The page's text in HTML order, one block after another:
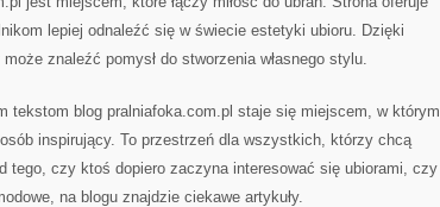
lepiej odnaleźć się w świecie estetyki ubioru. Dzięki
znaleźć pomysł do stworzenia własnego stylu.
tekstom blog pralniafoka.com.pl staje się miejscem, w którym
inspirujący. To przestrzeń dla wszystkich, którzy chcą
tego, czy ktoś dopiero zaczyna interesować się ubiorami, czy
na blogu znajdzie ciekawe artykuły.